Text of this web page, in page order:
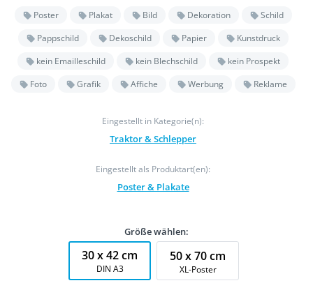
Poster
Plakat Bild Dekoration
Schild
Pappschild
Dekoschild Papier
Kunstdruck
kein Emailleschild
kein Blechschild
kein Prospekt
Foto
Grafik Affiche Werbung Reklame
Eingestellt in Kategorie(n):
Traktor & Schlepper
Eingestellt als Produktart(en):
Poster & Plakate
Größe wählen:
30 x 42 cm
DIN A3
50 x 70 cm
XL-Poster